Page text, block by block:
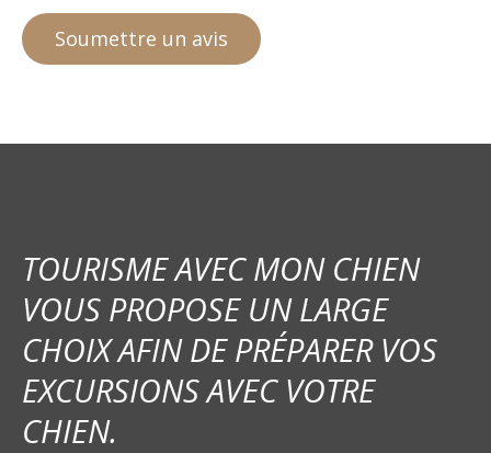
TOURISME AVEC MON CHIEN
VOUS PROPOSE UN LARGE
CHOIX AFIN DE PRÉPARER VOS
EXCURSIONS AVEC VOTRE
CHIEN.